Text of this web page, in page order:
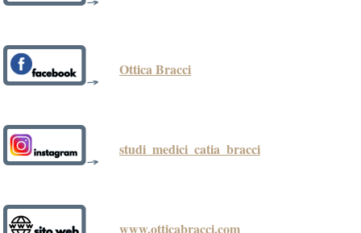
Ottica Bracci
studi_medici_catia_bracci
www.otticabracci.com